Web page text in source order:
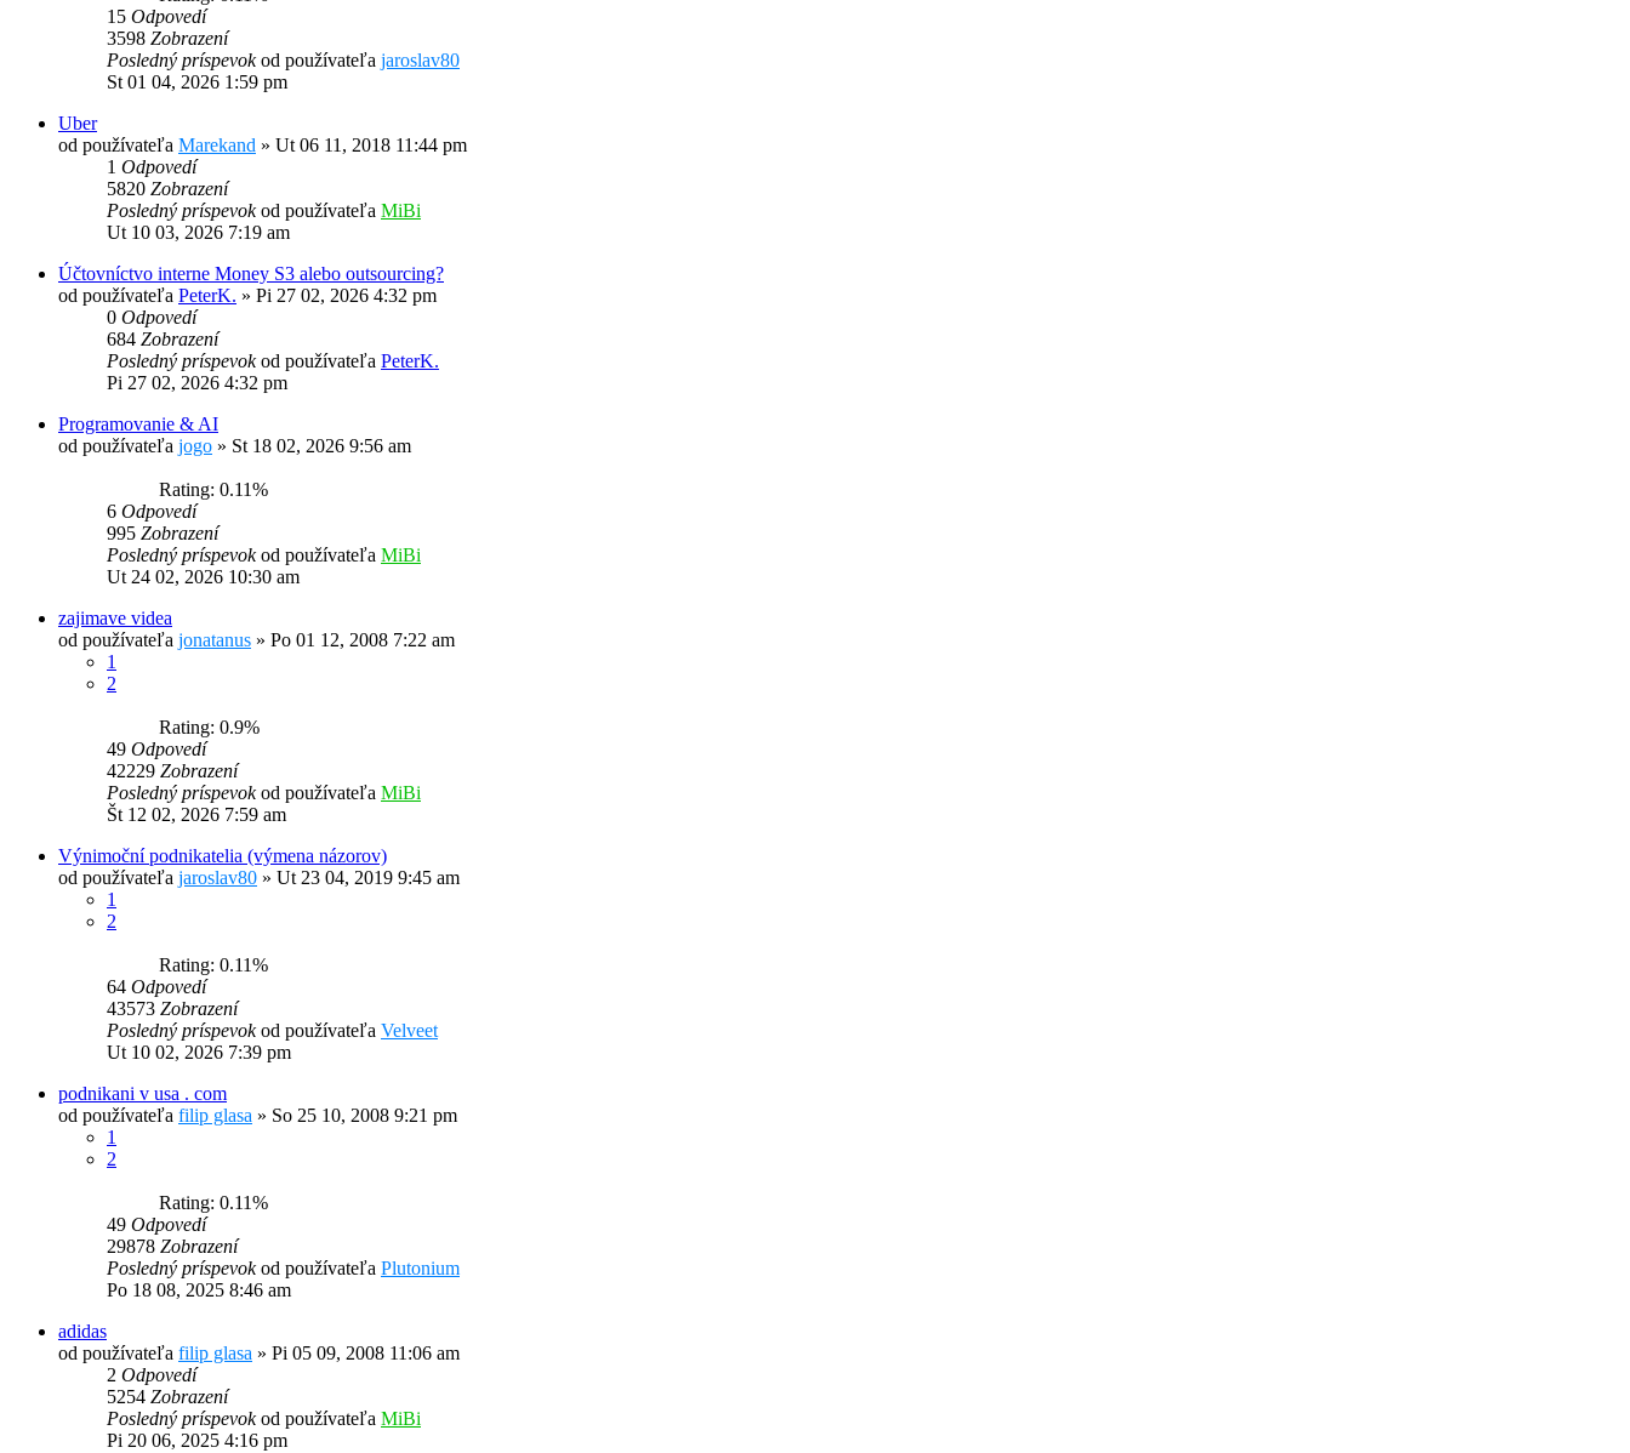
15 Odpovedí
3598 Zobrazení
Posledný príspevokod používateľa jaroslav80
St 01 04, 2026 1:59 pm
Uber
od používateľa Marekand » Ut 06 11, 2018 11:44 pm
1 Odpovedí
5820 Zobrazení
Posledný príspevokod používateľa MiBi
Ut 10 03, 2026 7:19 am
Účtovníctvo interne Money S3 alebo outsourcing?
od používateľa PeterK. » Pi 27 02, 2026 4:32 pm
0 Odpovedí
684 Zobrazení
Posledný príspevokod používateľa PeterK.
Pi 27 02, 2026 4:32 pm
Programovanie & AI
od používateľa jogo » St 18 02, 2026 9:56 am
Rating: 0.11%
6 Odpovedí
995 Zobrazení
Posledný príspevokod používateľa MiBi
Ut 24 02, 2026 10:30 am
zajimave videa
od používateľa jonatanus » Po 01 12, 2008 7:22 am
1
2
Rating: 0.9%
49 Odpovedí
42229 Zobrazení
Posledný príspevokod používateľa MiBi
Št 12 02, 2026 7:59 am
Výnimoční podnikatelia (výmena názorov)
od používateľa jaroslav80 » Ut 23 04, 2019 9:45 am
1
2
Rating: 0.11%
64 Odpovedí
43573 Zobrazení
Posledný príspevokod používateľa Velveet
Ut 10 02, 2026 7:39 pm
podnikani v usa . com
od používateľa filip glasa » So 25 10, 2008 9:21 pm
1
2
Rating: 0.11%
49 Odpovedí
29878 Zobrazení
Posledný príspevokod používateľa Plutonium
Po 18 08, 2025 8:46 am
adidas
od používateľa filip glasa » Pi 05 09, 2008 11:06 am
2 Odpovedí
5254 Zobrazení
Posledný príspevokod používateľa MiBi
Pi 20 06, 2025 4:16 pm